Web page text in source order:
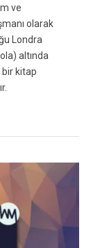
ve
olarak
Londra
altında
bir kitap